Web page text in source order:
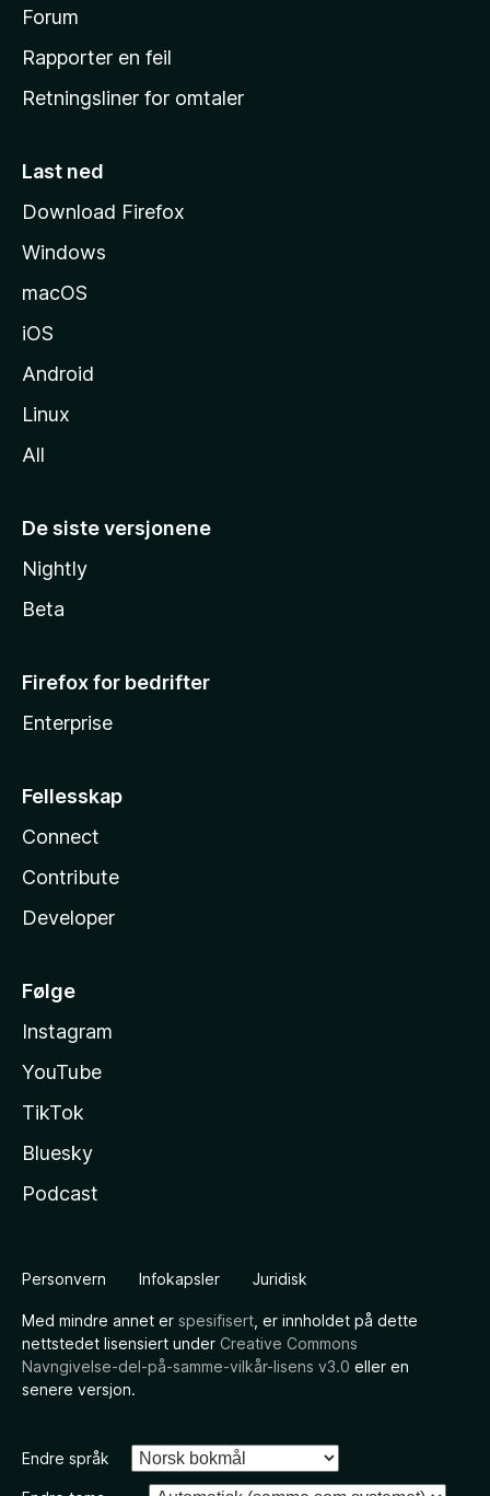
h
j
m
e
i
d
Forum
Rapporter en feil
Retningsliner for omtaler
Last ned
Download Firefox
Windows
macOS
iOS
Android
Linux
All
De siste versjonene
Nightly
Beta
Firefox for bedrifter
Enterprise
Fellesskap
Connect
Contribute
Developer
Følge
Instagram
YouTube
TikTok
Bluesky
Podcast
Personvern Infokapsler Juridisk
Med mindre annet er spesifisert , er innholdet på dette
nettstedet lisensiert under Creative Commons
Navngivelse-del-på-samme-vilkår-lisens v3.0 eller en
senere versjon.
Endre språk